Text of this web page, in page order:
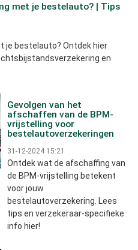
met je bestelauto? | Tips
je bestelauto? Ontdek hier
en
Gevolgen van het
afschaffen van de BPM-
vrijstelling voor
bestelautoverzekeringen
31-12-2024 15:21
Ontdek wat de afschaffing van
de BPM-vrijstelling betekent
voor jouw
bestelautoverzekering. Lees
tips en verzekeraar-specifieke
info hier!